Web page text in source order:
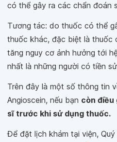
có thể gây ra các chẩn đoán
Tương tác: do thuốc có thể
thuốc khác, đặc biệt là thuốc
tăng nguy cơ ảnh hưởng tới
nhất là những người có tiền
Trên đây là một số thông tin
Angioscein, nếu bạn còn điều
sĩ trước khi sử dụng thuốc.
Để đặt lịch khám tại viện,